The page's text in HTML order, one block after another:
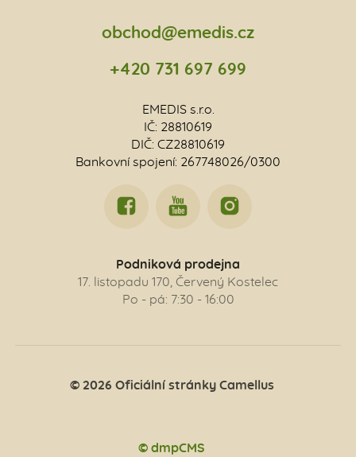
obchod@emedis.cz
+420 731 697 699
EMEDIS s.r.o.
IČ: 28810619
DIČ: CZ28810619
Bankovní spojení: 267748026/0300
Podniková prodejna
17. listopadu 170, Červený Kostelec
Po - pá: 7:30 - 16:00
© 2026 Oficiální stránky Camellus
© dmpCMS